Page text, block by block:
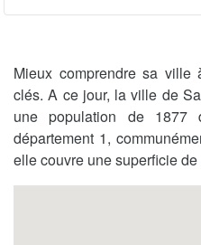
Mieux comprendre sa ville
clés. A ce jour, la ville de
une population de 1877
département 1,
elle couvre une superficie de